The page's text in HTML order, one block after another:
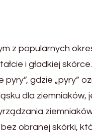
z popularnych
i gładkiej
gdzie „pyry”
dla ziemniaków,
obranej skórki,